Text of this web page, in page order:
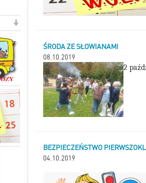
ŚRODA ZE SŁOWIANAMI
08.10.2019
2
BEZPIECZEŃSTWO
04.10.2019